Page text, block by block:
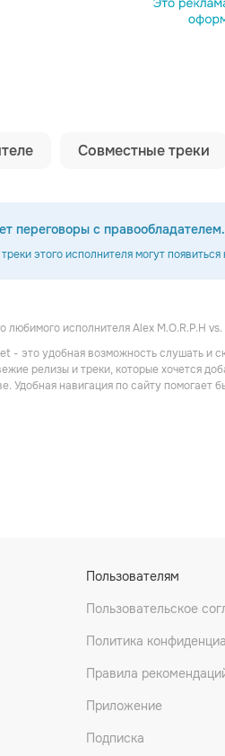
Совместные треки
переговоры с правообладателем.
этого исполнителя могут
исполнителя Alex M.O.R.P.H
- это удобная возможность слушать и
релизы и треки, которые хочется
Удобная навигация по сайту
Пользователям
Пользовательское
Политика
Правила
Приложение
Подписка